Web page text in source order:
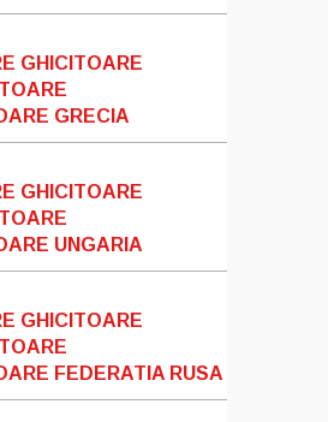
GHICITOARE
GRECIA
GHICITOARE
UNGARIA
GHICITOARE
FEDERATIA RUSA